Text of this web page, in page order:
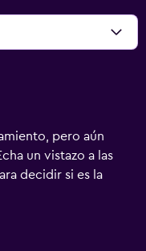
pero aún
un vistazo a las
decidir si es la